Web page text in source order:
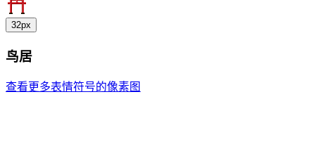
32px
鸟居
查看更多表情符号的像素图